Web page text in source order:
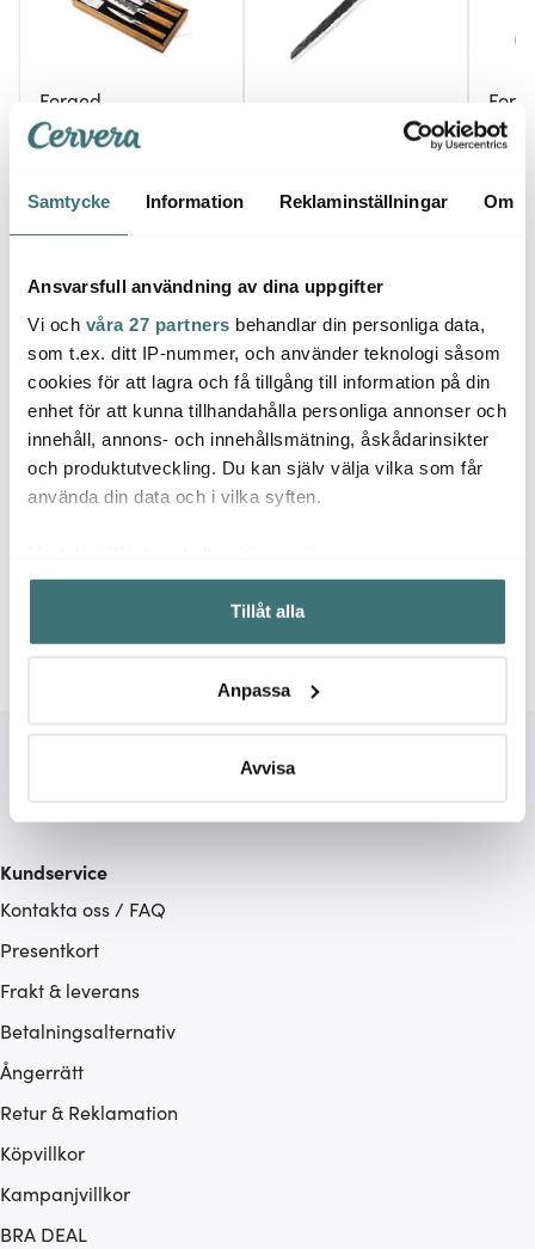
Samtycke Information Reklaminställningar Om
Ansvarsfull användning av dina uppgifter
Vi och våra 27 partners behandlar din personliga data,
som t.ex. ditt IP-nummer, och använder teknologi såsom
cookies för att lagra och få tillgång till information på din
enhet för att kunna tillhandahålla personliga annonser och
innehåll, annons- och innehållsmätning, åskådarinsikter
och produktutveckling. Du kan själv välja vilka som får
använda din data och i vilka syften.
Samla in information om din geografiska plats som
kan ha en noggrannhet på upp till flera meter
Identifiera din enhet genom att aktivt skanna den för
Ta reda på mer om hur dina personliga uppgifter
Du kan ändra eller dra tillbaka ditt samtycke när som
ska anpassas efter det som vi tror att du tycker om. Det
gör också att vi kan analysera vår trafik och göra
som du vill dela med dig av.
Tillåt alla
Anpassa
Avvisa
Forged
Knivset 3 delar
35/32/25 cm Olive
2919 kr
Brödkniv 35 cm Olive
1059 kr
Olive
1149
Låt dig inspireras av våra kunder
Kundservice
Kontakta oss / FAQ
Presentkort
Frakt & leverans
Betalningsalternativ
Ångerrätt
Retur & Reklamation
Köpvillkor
Kampanjvillkor
BRA DEAL